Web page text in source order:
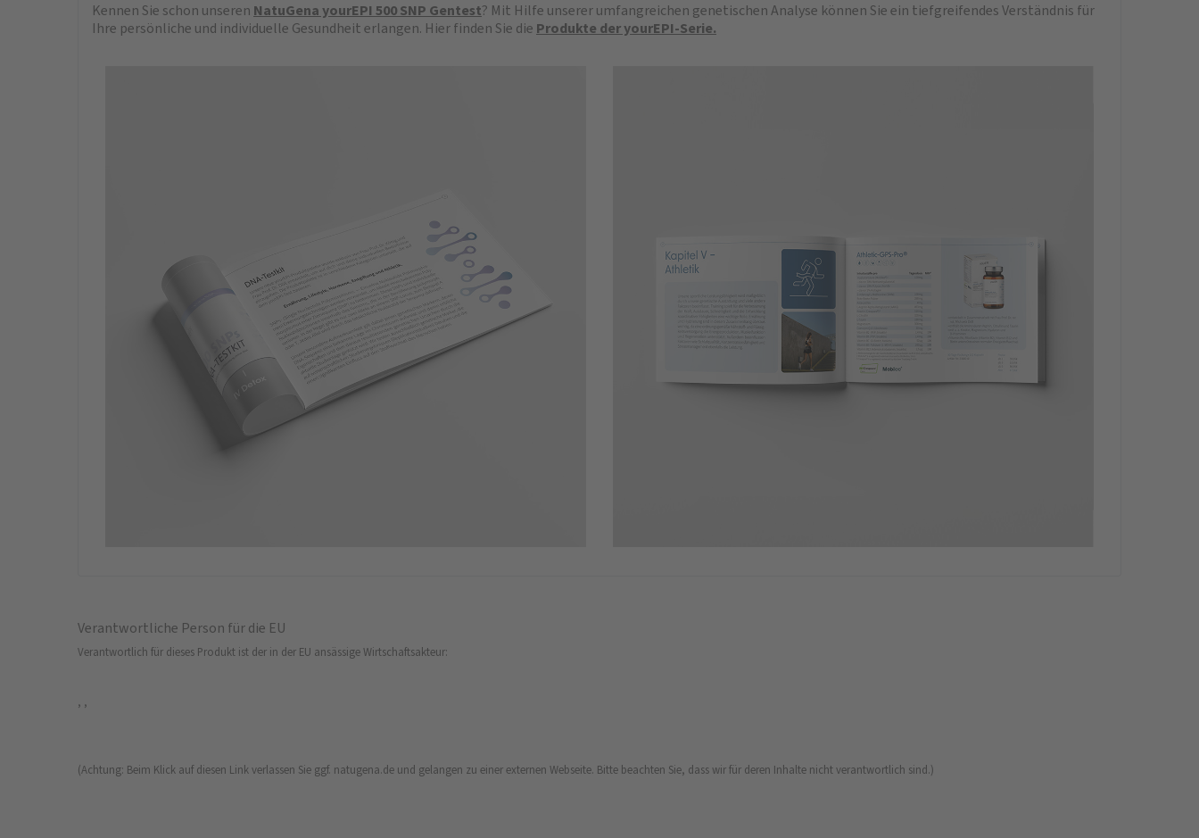
Kennen Sie schon unseren NatuGena yourEPI 500 SNP Gentest? Mit Hilfe unserer umfangreichen genetischen Analyse können Sie ein tiefgreifendes Verständnis für
Ihre persönliche und individuelle Gesundheit erlangen. Hier finden Sie die Produkte der yourEPI-Serie.
Verantwortliche Person für die EU
Verantwortlich für dieses Produkt ist der in der EU ansässige Wirtschaftsakteur:
, ,
(Achtung: Beim Klick auf diesen Link verlassen Sie ggf. natugena.de und gelangen zu einer externen Webseite. Bitte beachten Sie, dass wir für deren Inhalte nicht verantwortlich sind.)